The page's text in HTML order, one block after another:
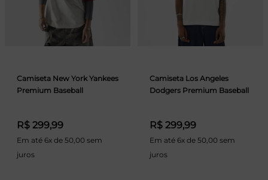
Camiseta New York Yankees
Premium Baseball
R$ 299,99
Em até 6x de 50,00 sem
juros
Camiseta Los Angeles
Dodgers Premium Baseball
R$ 299,99
Em até 6x de 50,00 sem
juros